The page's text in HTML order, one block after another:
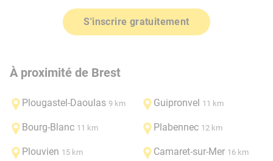
S'inscrire gratuitement
À proximité de Brest
Plougastel-Daoulas 9 km Guipronvel 11 km
Bourg-Blanc 11 km Plabennec 12 km
Plouvien 15 km Camaret-sur-Mer 16 km